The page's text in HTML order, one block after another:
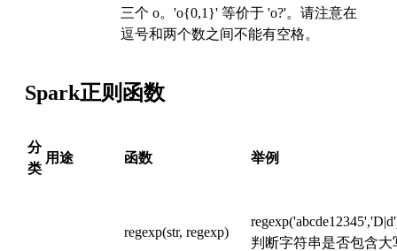
三个 o。'o{0,1}' 等价于 'o?'。请注意在
逗号和两个数之间不能有空格。
Spark正则函数
分
类
用途 函数 举例
regexp(str, regexp)
判断字符串是否包含大